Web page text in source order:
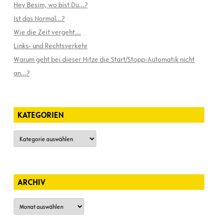
Hey Besim, wo bist Du…?
Ist das Normal…?
Wie die Zeit vergeht…
Links- und Rechtsverkehr
Warum geht bei dieser Hitze die Start/Stopp-Automatik nicht
an…?
KATEGORIEN
Kategorien
ARCHIV
Archiv